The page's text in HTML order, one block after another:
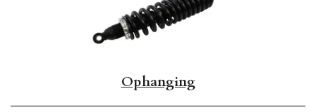
Ophanging